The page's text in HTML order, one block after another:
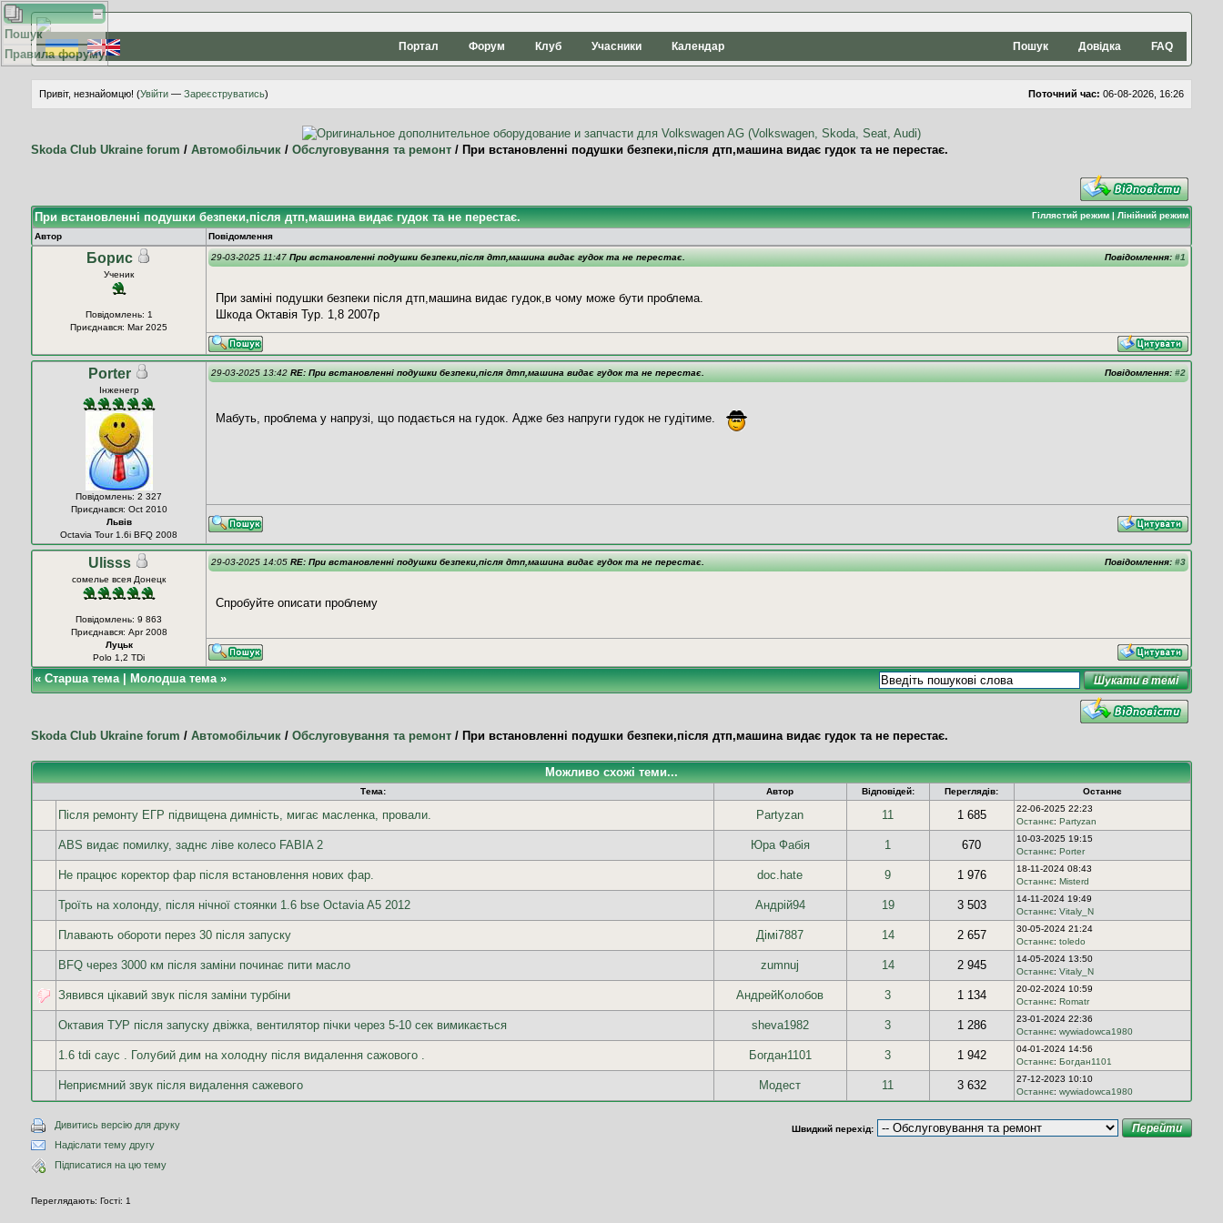
Портал Форум Клуб Учасники Календар Пошук Довідка FAQ
Поточний час: 06-08-2026, 16:26
Привіт, незнайомцю! (Увійти— Зареєструватись)
Skoda Club Ukraine forum / Автомобільчик/ Обслуговування та ремонт / При встановленні подушки безпеки,після дтп,машина видає гудок та не перестає.
Пошук
Правила форуму
Гіллястий режим|Лінійний режим
При встановленні подушки безпеки,після дтп,машина видає гудок та не перестає.
Автор Повідомлення
Борис
Ученик
Повідомлень: 1
Приєднався: Mar 2025
Повідомлення: #1
29-03-2025 11:47 При встановленні подушки безпеки,після дтп,машина видає гудок та не перестає.
При заміні подушки безпеки після дтп,машина видає гудок,в чому може бути проблема.
Шкода Октавія Тур. 1,8 2007р
Porter
Інженегр
Повідомлень: 2 327
Приєднався: Oct 2010
Львів
Oсtavia Tour 1.6i BFQ 2008
Повідомлення: #2
29-03-2025 13:42 RE: При встановленні подушки безпеки,після дтп,машина видає гудок та не перестає.
Мабуть, проблема у напрузі, що подається на гудок. Адже без напруги гудок не гудітиме.
Ulisss
сомелье всея Донецк
Повідомлень: 9 863
Приєднався: Apr 2008
Луцьк
Polo 1,2 TDi
Повідомлення: #3
29-03-2025 14:05 RE: При встановленні подушки безпеки,після дтп,машина видає гудок та не перестає.
Спробуйте описати проблему
«Старша тема|Молодша тема»
Skoda Club Ukraine forum / Автомобільчик/ Обслуговування та ремонт / При встановленні подушки безпеки,після дтп,машина видає гудок та не перестає.
Можливо схожі теми...
Тема: Автор Відповідей: Переглядів: Останнє
Після ремонту ЕГР підвищена димність, мигає масленка, провали. Partyzan 11 1 685
22-06-2025 22:23
Останнє: Partyzan
ABS видає помилку, заднє ліве колесо FABIA 2 Юра Фабія 1 670
10-03-2025 19:15
Останнє: Porter
Не працює коректор фар після встановлення нових фар. doc.hate 9 1 976
18-11-2024 08:43
Останнє: Misterd
Троїть на холонду, після нічної стоянки 1.6 bse Octavia A5 2012 Андрій94 19 3 503
14-11-2024 19:49
Останнє: Vitaly_N
Плавають обороти перез 30 після запуску Дімі7887 14 2 657
30-05-2024 21:24
Останнє: toledo
BFQ через 3000 км після заміни починає пити масло zumnuj 14 2 945
14-05-2024 13:50
Останнє: Vitaly_N
Зявився цікавий звук після заміни турбіни АндрейКолобов 3 1 134
20-02-2024 10:59
Останнє: Romatr
Октавия ТУР після запуску двіжка, вентилятор пічки через 5-10 сек вимикається sheva1982 3 1 286
23-01-2024 22:36
Останнє: wywiadowca1980
1.6 tdi cayc . Голубий дим на холодну після видалення сажового . Богдан1101 3 1 942
04-01-2024 14:56
Останнє: Богдан1101
Неприємний звук після видалення сажевого Модест 11 3 632
27-12-2023 10:10
Останнє: wywiadowca1980
Дивитись версію для друку
Надіслати тему другу
Підписатися на цю тему
Швидкий перехід:
Переглядають: Гості: 1